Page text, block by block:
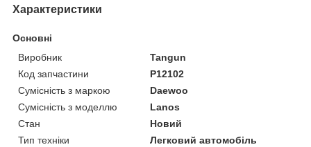
Характеристики
Основні
Виробник
Tangun
Код запчастини
P12102
Сумісність з маркою
Daewoo
Сумісність з моделлю
Lanos
Стан
Новий
Тип техніки
Легковий автомобіль